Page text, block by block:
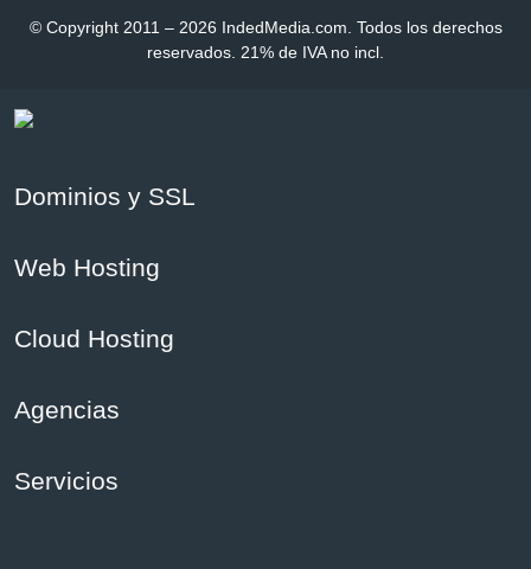
© Copyright 2011 – 2026 IndedMedia.com. Todos los derechos
reservados. 21% de IVA no incl.
Dominios y SSL
Web Hosting
Cloud Hosting
Agencias
Servicios